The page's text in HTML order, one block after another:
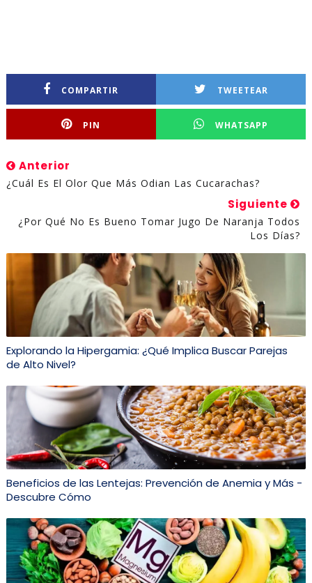
COMPARTIR TWEETEAR
PIN WHATSAPP
Anterior
¿Cuál Es El Olor Que Más Odian Las Cucarachas?
Siguiente
¿Por Qué No Es Bueno Tomar Jugo De Naranja Todos
Los Días?
Explorando la Hipergamia: ¿Qué Implica Buscar Parejas
de Alto Nivel?
Beneficios de las Lentejas: Prevención de Anemia y Más -
Descubre Cómo